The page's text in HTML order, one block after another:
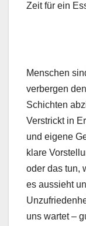
Zeit für ein
Menschen
verbergen
Schichten
Verstrickt in
und eigene
klare
oder das tun,
es aussieht
uns wartet –